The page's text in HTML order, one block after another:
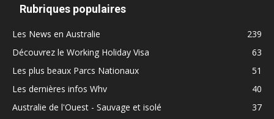
Rubriques populaires
Les News en Australie
239
Découvrez le Working Holiday Visa
63
Les plus beaux Parcs Nationaux
51
Les dernières infos Whv
40
Australie de l'Ouest - Sauvage et isolé
37